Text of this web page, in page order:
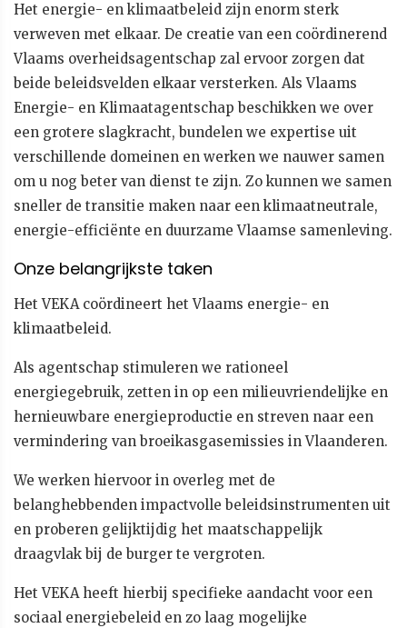
Het energie- en klimaatbeleid zijn enorm sterk
verweven met elkaar. De creatie van een coördinerend
Vlaams overheidsagentschap zal ervoor zorgen dat
beide beleidsvelden elkaar versterken. Als Vlaams
Energie- en Klimaatagentschap beschikken we over
een grotere slagkracht, bundelen we expertise uit
verschillende domeinen en werken we nauwer samen
om u nog beter van dienst te zijn. Zo kunnen we samen
sneller de transitie maken naar een klimaatneutrale,
energie-efficiënte en duurzame Vlaamse samenleving.
Onze belangrijkste taken
Het VEKA coördineert het Vlaams energie- en
klimaatbeleid.
Als agentschap stimuleren we rationeel
energiegebruik, zetten in op een milieuvriendelijke en
hernieuwbare energieproductie en streven naar een
vermindering van broeikasgasemissies in Vlaanderen.
We werken hiervoor in overleg met de
belanghebbenden impactvolle beleidsinstrumenten uit
en proberen gelijktijdig het maatschappelijk
draagvlak bij de burger te vergroten.
Het VEKA heeft hierbij specifieke aandacht voor een
sociaal energiebeleid en zo laag mogelijke